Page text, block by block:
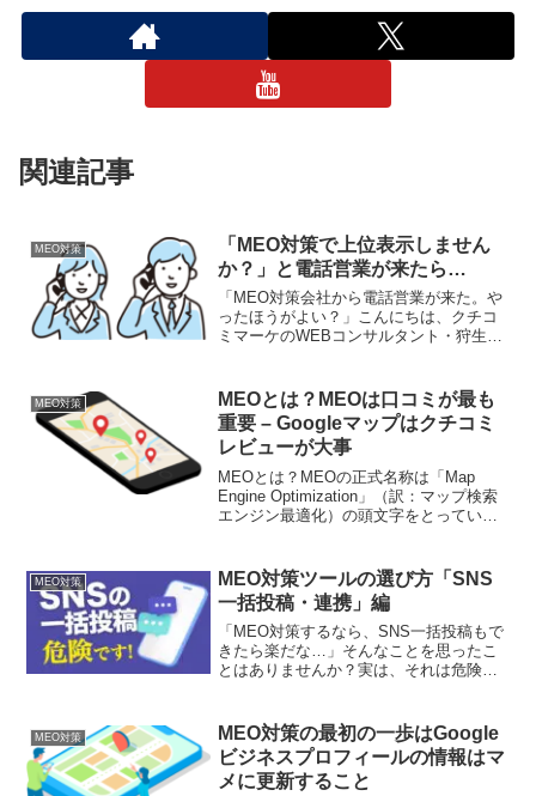
関連記事
MEO対策
「MEO対策で上位表示しません
か？」と電話営業が来たら…
「MEO対策会社から電話営業が来た。や
ったほうがよい？」こんにちは、クチコ
ミマーケのWEBコンサルタント・狩生
もなぜ電話で営業するのか？MEO対策会
社で電話営業をして...
MEO対策
MEOとは？MEOは口コミが最も
重要 – Googleマップはクチコミ
レビューが大事
MEOとは？MEOの正式名称は「Map
Engine Optimization」（訳：マップ検索
エンジン最適化）の頭文字をとっていま
化）にちなんで作ら...
MEO対策
MEO対策ツールの選び方「SNS
一括投稿・連携」編
「MEO対策するなら、SNS一括投稿もで
きたら楽だな…」そんなことを思ったこ
とはありませんか？実は、それは危険な
MEO対策ツールの機能でSNS連携があり
ますMEO対策ツー...
MEO対策
MEO対策の最初の一歩はGoogle
ビジネスプロフィールの情報はマ
メに更新すること